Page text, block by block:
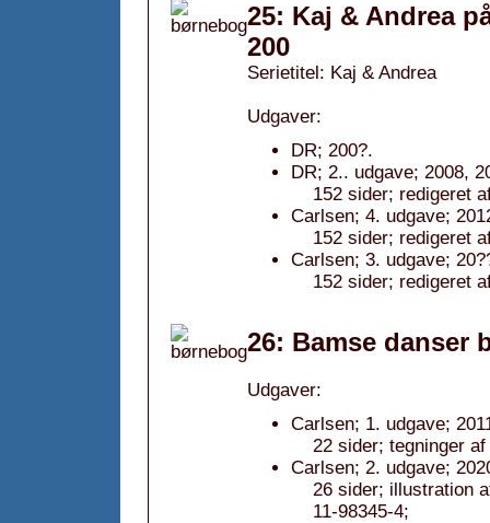
25: Kaj & Andrea
200
Serietitel: Kaj & Andrea
Udgaver:
DR; 200?.
DR; 2.. udgave; 2008,
152 sider; redigeret
Carlsen; 4. udgave;
152 sider; redigeret
Carlsen; 3. udgave;
152 sider; redigeret
26: Bamse danser
Udgaver:
Carlsen; 1. udgave;
22 sider; tegninger
Carlsen; 2. udgave;
26 sider; illustration
11-98345-4;